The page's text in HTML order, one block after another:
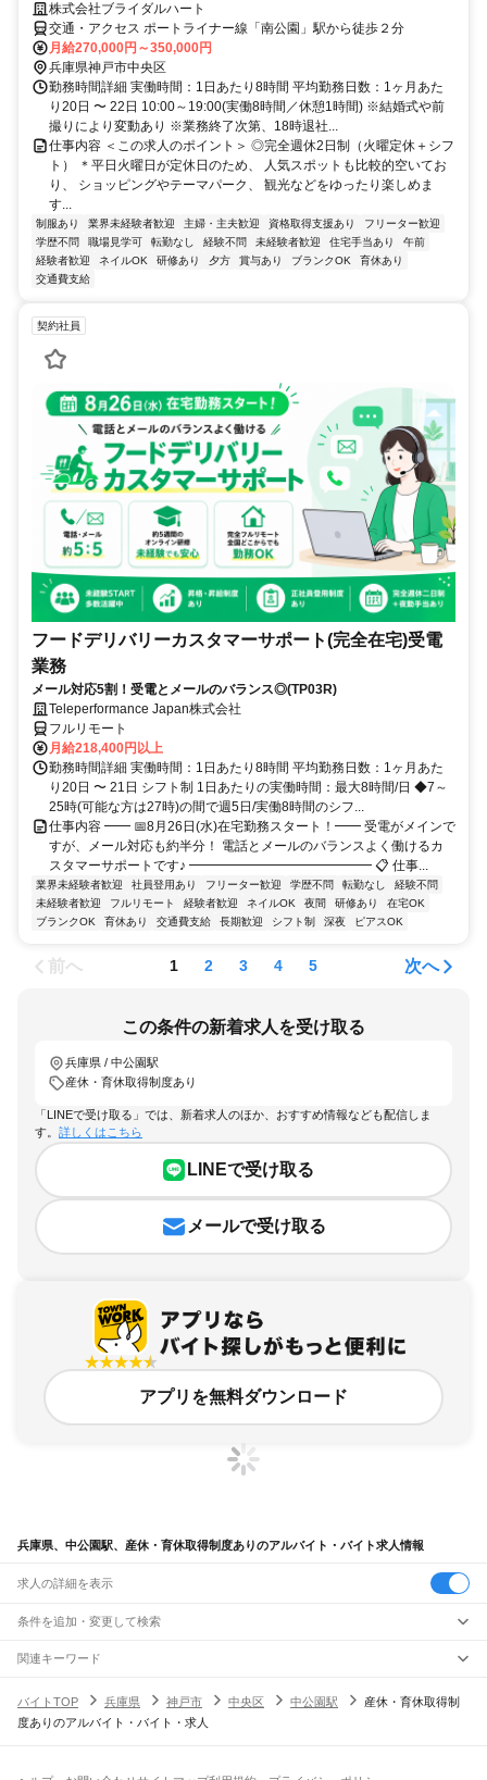
株式会社ブライダルハート
交通・アクセス ポートライナー線「南公園」駅から徒歩２分
月給270,000円～350,000円
兵庫県神戸市中央区
勤務時間詳細 実働時間：1日あたり8時間 平均勤務日数：1ヶ月あた
り20日 〜 22日 10:00～19:00(実働8時間／休憩1時間) ※結婚式や前
撮りにより変動あり ※業務終了次第、18時退社...
仕事内容 ＜この求人のポイント＞ ◎完全週休2日制（火曜定休＋シフ
ト） ＊平日火曜日が定休日のため、 人気スポットも比較的空いてお
り、 ショッピングやテーマパーク、 観光などをゆったり楽しめま
す...
制服あり 業界未経験者歓迎 主婦・主夫歓迎 資格取得支援あり
フリーター歓迎
学歴不問
職場見学可 転勤なし 経験不問 未経験者歓迎 住宅手当あり
午前
経験者歓迎
ネイルOK 研修あり 夕方 賞与あり ブランクOK
育休あり
交通費支給
契約社員
フードデリバリーカスタマーサポート(完全在宅)受電
業務
メール対応5割！受電とメールのバランス◎(TP03R)
Teleperformance Japan株式会社
フルリモート
月給218,400円以上
勤務時間詳細 実働時間：1日あたり8時間 平均勤務日数：1ヶ月あた
り20日 〜 21日 シフト制 1日あたりの実働時間：最大8時間/日 ◆7～
25時(可能な方は27時)の間で週5日/実働8時間のシフ...
仕事内容 ━━ 📅8月26日(水)在宅勤務スタート！━━ 受電がメインで
すが、メール対応も約半分！ 電話とメールのバランスよく働けるカ
スタマーサポートです♪ ━━━━━━━━━━━━━━ 📋 仕事...
業界未経験者歓迎 社員登用あり フリーター歓迎 学歴不問 転勤なし
経験不問
未経験者歓迎
フルリモート 経験者歓迎 ネイルOK 夜間 研修あり
在宅OK
ブランクOK
育休あり 交通費支給 長期歓迎 シフト制 深夜 ピアスOK
前へ 1 2 3 4 5 次へ
この条件の新着求人を受け取る
兵庫県 / 中公園駅
産休・育休取得制度あり
「LINEで受け取る」では、新着求人のほか、おすすめ情報なども配信しま
す。 詳しくはこちら
LINEで受け取る
メールで受け取る
アプリを無料ダウンロード
兵庫県、中公園駅、産休・育休取得制度ありのアルバイト・バイト求人情報
求人の詳細を表示
条件を追加・変更して検索
市区町村を追加・変更
兵庫県すべて
神戸市すべて
駅を追加・変更
職種を追加・変更
関連キーワード
バイトTOP
兵庫県 神戸市 中央区 中公園駅
産休・育休取得制
度ありのアルバイト・バイト・求人